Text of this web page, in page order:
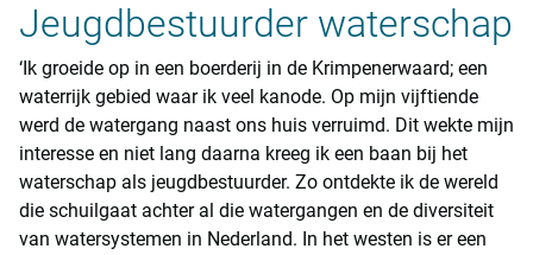
Jeugdbestuurder waterschap
‘Ik groeide op in een boerderij in de Krimpenerwaard; een
waterrijk gebied waar ik veel kanode. Op mijn vijftiende
werd de watergang naast ons huis verruimd. Dit wekte mijn
interesse en niet lang daarna kreeg ik een baan bij het
waterschap als jeugdbestuurder. Zo ontdekte ik de wereld
die schuilgaat achter al die watergangen en de diversiteit
van watersystemen in Nederland. In het westen is er een